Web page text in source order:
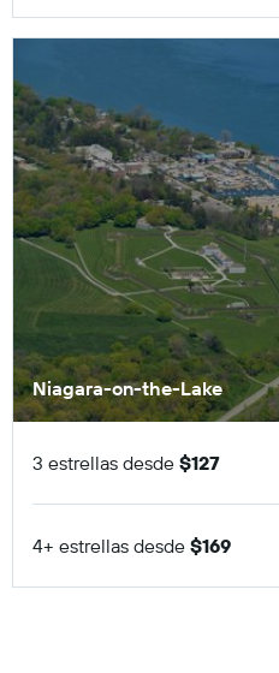
Niagara-on-the-Lake
3 estrellas desde $127
4+ estrellas desde $169